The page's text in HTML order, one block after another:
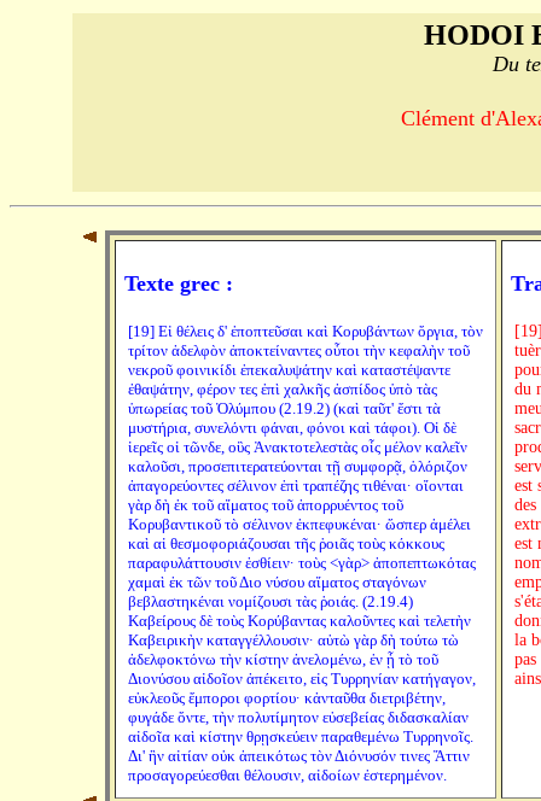
HODOI
Du
Clément
Texte grec :
[19] Εἰ θέλεις δ' ἐποπτεῦσαι καὶ Κορυβάντων ὄργια, τὸν
τρίτον ἀδελφὸν ἀποκτείναντες οὗτοι τὴν κεφαλὴν τοῦ
νεκροῦ φοινικίδι ἐπεκαλυψάτην καὶ καταστέψαντε
ἐθαψάτην, φέρον τες ἐπὶ χαλκῆς ἀσπίδος ὑπὸ τὰς
ὑπωρείας τοῦ Ὀλύμπου (2.19.2) (καὶ ταῦτ' ἔστι τὰ
μυστήρια, συνελόντι φάναι, φόνοι καὶ τάφοι). Οἱ δὲ
ἱερεῖς οἱ τῶνδε, οὓς Ἀνακτοτελεστὰς οἷς μέλον καλεῖν
καλοῦσι, προσεπιτερατεύονται τῇ συμφορᾷ, ὁλόριζον
ἀπαγορεύοντες σέλινον ἐπὶ τραπέζης τιθέναι· οἴονται
γὰρ δὴ ἐκ τοῦ αἵματος τοῦ ἀπορρυέντος τοῦ
Κορυβαντικοῦ τὸ σέλινον ἐκπεφυκέναι· ὥσπερ ἀμέλει
καὶ αἱ θεσμοφοριάζουσαι τῆς ῥοιᾶς τοὺς κόκκους
παραφυλάττουσιν ἐσθίειν· τοὺς <γὰρ> ἀποπεπτωκότας
χαμαὶ ἐκ τῶν τοῦ Διο νύσου αἵματος σταγόνων
βεβλαστηκέναι νομίζουσι τὰς ῥοιάς. (2.19.4)
Καβείρους δὲ τοὺς Κορύβαντας καλοῦντες καὶ τελετὴν
Καβειρικὴν καταγγέλλουσιν· αὐτὼ γὰρ δὴ τούτω τὼ
ἀδελφοκτόνω τὴν κίστην ἀνελομένω, ἐν ᾗ τὸ τοῦ
Διονύσου αἰδοῖον ἀπέκειτο, εἰς Τυρρηνίαν κατήγαγον,
εὐκλεοῦς ἔμποροι φορτίου· κἀνταῦθα διετριβέτην,
φυγάδε ὄντε, τὴν πολυτίμητον εὐσεβείας διδασκαλίαν
αἰδοῖα καὶ κίστην θρῃσκεύειν παραθεμένω Τυρρηνοῖς.
Δι' ἣν αἰτίαν οὐκ ἀπεικότως τὸν Διόνυσόν τινες Ἄττιν
προσαγορεύεσθαι θέλουσιν, αἰδοίων ἐστερημένον.
du
est
est
la